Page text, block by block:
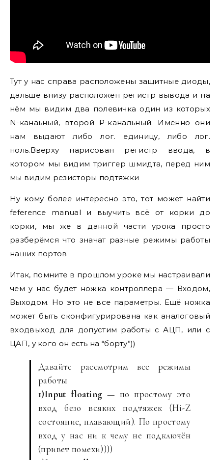
Тут у нас справа расположены защитные диоды,
дальше внизу расположен регистр вывода и на
нём мы видим два полевичка один из которых
N-канаьный, второй P-канальный. Именно они
нам выдают либо лог. единицу, либо лог.
ноль.Вверху нарисован регистр ввода, в
котором мы видим триггер шмидта, перед ним
мы видим резисторы подтяжки
Ну кому более интересно это, тот может найти
feference manual и выучить всё от корки до
корки, мы же в данной части урока просто
разберёмся что значат разные режимы работы
наших портов
Итак, помните в прошлом уроке мы настраивали
чем у нас будет ножка контроллера — Входом,
Выходом. Но это не все параметры. Ещё ножка
может быть сконфигурирована как аналоговый
входвыход для допустим работы с АЦП, или с
ЦАП, у кого он есть на “борту”))
Давайте рассмотрим все режимы
работы
1)Input floating — по простому это
вход безо всяких подтяжек (Hi-Z
состояние, плавающий). По простому
вход у нас ни к чему не подключён
(привет помехи))))